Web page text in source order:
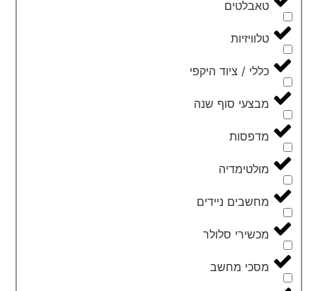
טאבלטים
טלוויזיות
כללי / ציוד היקפי
מבצעי סוף שנה
מדפסות
מולטימדיה
מחשבים ניידים
מכשירי סלולר
מסכי מחשב